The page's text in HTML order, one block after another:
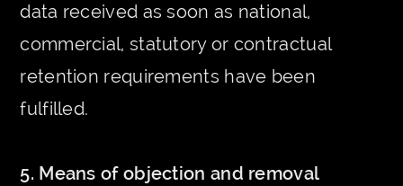
data received as soon as national,
commercial, statutory or contractual
retention requirements have been
fulfilled.
5. Means of objection and removal